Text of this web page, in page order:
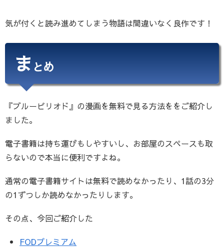
気が付くと読み進めてしまう物語は間違いなく良作です！
まとめ
『ブルーピリオド』の漫画を無料で見る方法ををご紹介し
ました。
電子書籍は持ち運びもしやすいし、お部屋のスペースも取
らないので本当に便利ですよね。
通常の電子書籍サイトは無料で読めなかったり、1話の3分
の1ずつしか読めなかったりします。
その点、今回ご紹介した
FODプレミアム